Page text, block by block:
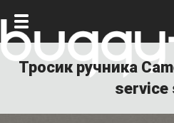
Тросик ручника
service